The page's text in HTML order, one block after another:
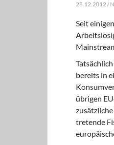
28.12.2012 /
Seit
bereits in
übrigen
tretende